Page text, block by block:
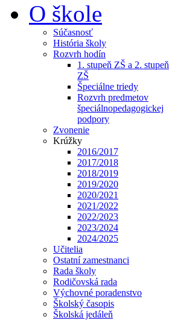
O škole
Súčasnosť
História školy
Rozvrh hodín
1. stupeň ZŠ a 2. stupeň
ZŠ
Špeciálne triedy
Rozvrh predmetov
špeciálnopedagogickej
podpory
Zvonenie
Krúžky
2016/2017
2017/2018
2018/2019
2019/2020
2020/2021
2021/2022
2022/2023
2023/2024
2024/2025
Učitelia
Ostatní zamestnanci
Rada školy
Rodičovská rada
Výchovné poradenstvo
Školský časopis
Školská jedáleň